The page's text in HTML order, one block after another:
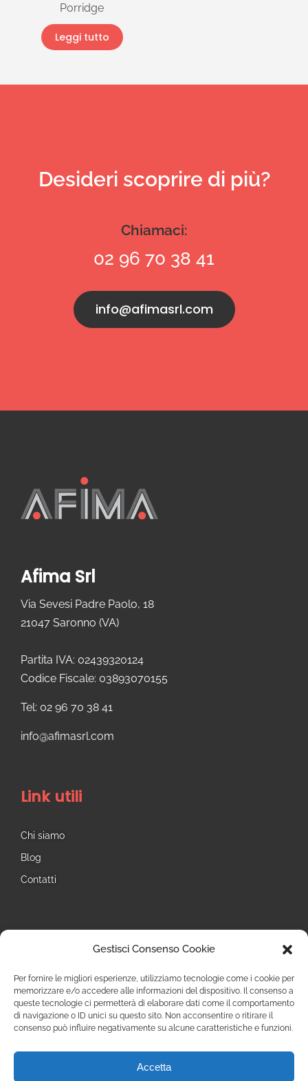
Gestisci Consenso Cookie
Per fornire le migliori esperienze, utilizziamo tecnologie come i cookie per
memorizzare e/o accedere alle informazioni del dispositivo. Il consenso a
queste tecnologie ci permetterà di elaborare dati come il comportamento
di navigazione o ID unici su questo sito. Non acconsentire o ritirare il
consenso può influire negativamente su alcune caratteristiche e funzioni.
Accetta
Porridge
Leggi tutto
Desideri scoprire di più?
Chiamaci:
02 96 70 38 41
info@afimasrl.com
Afima Srl
Via Sevesi Padre Paolo, 18
21047 Saronno (VA)
Partita IVA: 02439320124
Codice Fiscale: 03893070155
Tel: 02 96 70 38 41
info@afimasrl.com​
Link utili
Chi siamo
Blog
Contatti
Instagram